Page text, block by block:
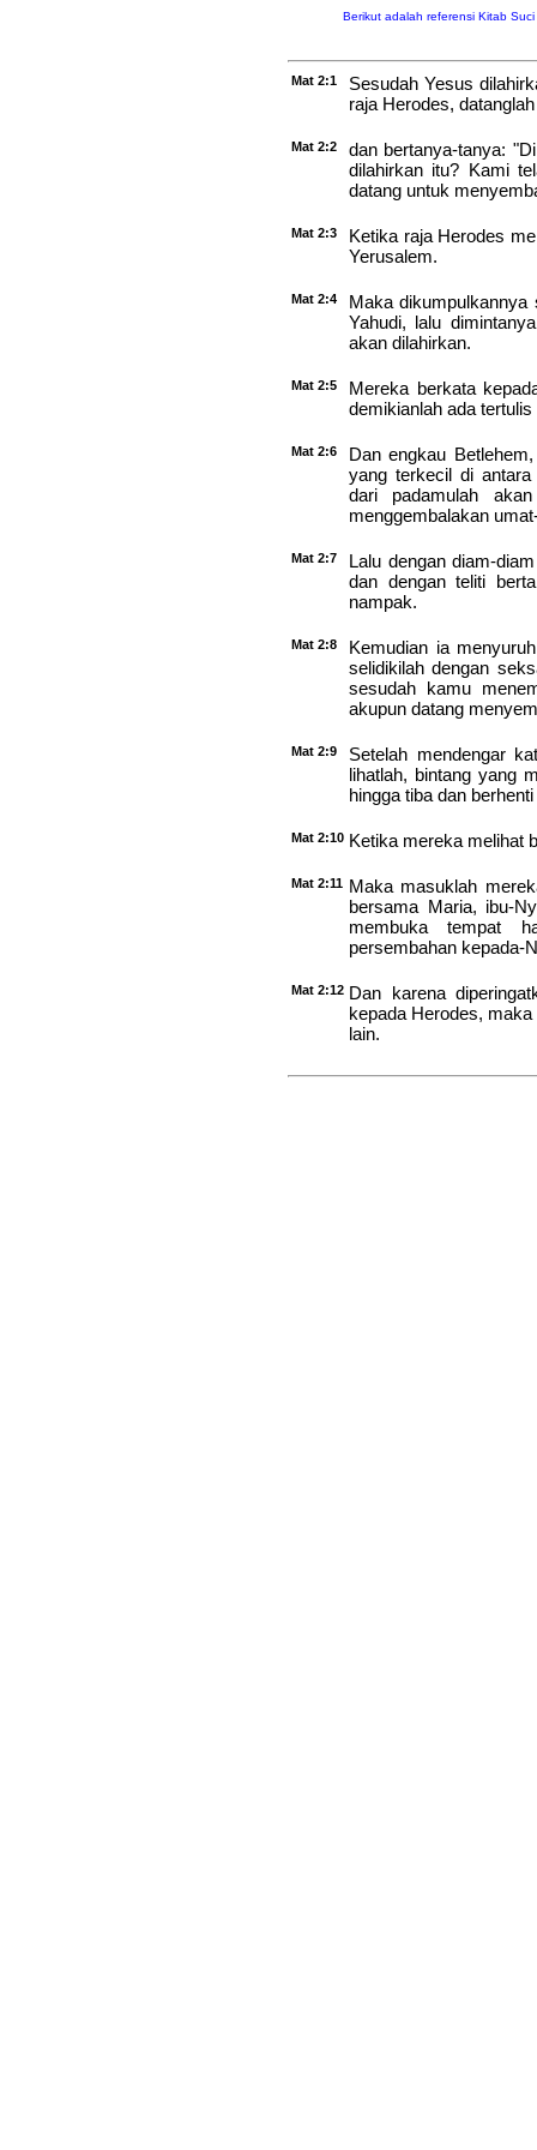
Berikut adalah referensi Kitab
Mat 2:1
Sesudah Yesus
raja Herodes,
Mat 2:2
dan bertanya-tanya:
dilahirkan itu? Kami
datang untuk
Mat 2:3
Ketika raja Herodes
Yerusalem.
Mat 2:4
Maka dikumpulkannya
Yahudi, lalu
akan dilahirkan.
Mat 2:5
Mereka berkata
demikianlah ada
Mat 2:6
Dan engkau
yang terkecil di
dari padamulah
menggembalakan
Mat 2:7
Lalu dengan diam-
dan dengan teliti
nampak.
Mat 2:8
Kemudian ia
selidikilah dengan
sesudah kamu
akupun datang
Mat 2:9
Setelah mendengar
lihatlah, bintang yang
hingga tiba dan
Mat 2:10 Ketika mereka melihat
Mat 2:11 Maka masuklah
bersama Maria, ibu-
membuka tempat
persembahan kepada-
Mat 2:12 Dan karena
kepada Herodes,
lain.